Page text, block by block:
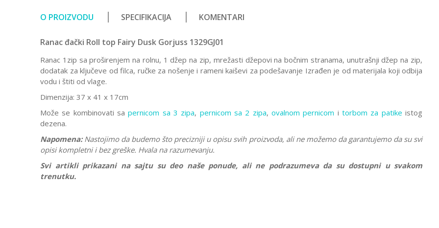
O PROIZVODU SPECIFIKACIJA KOMENTARI
Ranac đački Roll top Fairy Dusk Gorjuss 1329GJ01
Ranac 1zip sa proširenjem na rolnu, 1 džep na zip, mrežasti džepovi na bočnim stranama, unutrašnji džep na zip,
dodatak za ključeve od filca, ručke za nošenje i rameni kaiševi za podešavanje Izrađen je od materijala koji odbija
vodu i štiti od vlage.
Dimenzija: 37 x 41 x 17cm
Može se kombinovati sapernicom sa 3 zipa, pernicom sa 2 zipa,ovalnom pernicom itorbom za patike istog
dezena.
Napomena: Nastojimo da budemo što precizniji u opisu svih proizvoda, ali ne možemo da garantujemo da su svi
opisi kompletni i bez greške. Hvala na razumevanju.
Svi artikli prikazani na sajtu su deo naše ponude, ali ne podrazumeva da su dostupni u svakom
trenutku.